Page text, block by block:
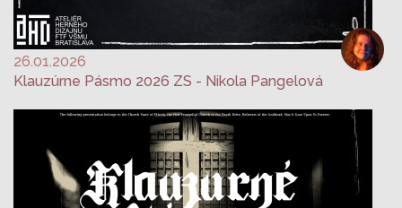
26.01.2026
Klauzúrne Pásmo 2026 ZS - Nikola Pangelová